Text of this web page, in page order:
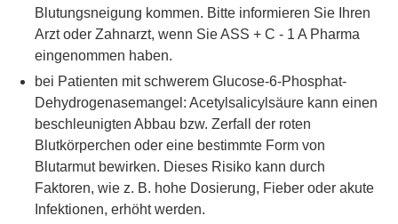
Blutungsneigung kommen. Bitte informieren Sie Ihren
Arzt oder Zahnarzt, wenn Sie ASS + C - 1 A Pharma
eingenommen haben.
bei Patienten mit schwerem Glucose-6-Phosphat-
Dehydrogenasemangel: Acetylsalicylsäure kann einen
beschleunigten Abbau bzw. Zerfall der roten
Blutkörperchen oder eine bestimmte Form von
Blutarmut bewirken. Dieses Risiko kann durch
Faktoren, wie z. B. hohe Dosierung, Fieber oder akute
Infektionen, erhöht werden.